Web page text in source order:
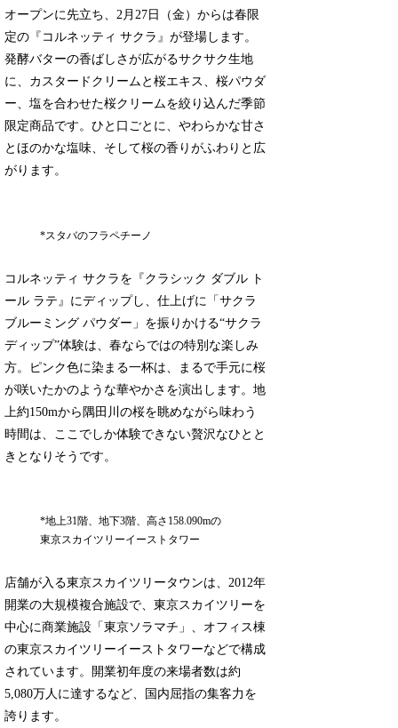
オープンに先立ち、2月27日（金）からは春限
定の『コルネッティ サクラ』が登場します。
発酵バターの香ばしさが広がるサクサク生地
に、カスタードクリームと桜エキス、桜パウダ
ー、塩を合わせた桜クリームを絞り込んだ季節
限定商品です。ひと口ごとに、やわらかな甘さ
とほのかな塩味、そして桜の香りがふわりと広
がります。
*スタバのフラペチーノ
コルネッティ サクラを『クラシック ダブル ト
ール ラテ』にディップし、仕上げに「サクラ
ブルーミング パウダー」を振りかける“サクラ
ディップ”体験は、春ならではの特別な楽しみ
方。ピンク色に染まる一杯は、まるで手元に桜
が咲いたかのような華やかさを演出します。地
上約150mから隅田川の桜を眺めながら味わう
時間は、ここでしか体験できない贅沢なひとと
きとなりそうです。
*地上31階、地下3階、高さ158.090mの
東京スカイツリーイーストタワー
店舗が入る東京スカイツリータウンは、2012年
開業の大規模複合施設で、東京スカイツリーを
中心に商業施設「東京ソラマチ」、オフィス棟
の東京スカイツリーイーストタワーなどで構成
されています。開業初年度の来場者数は約
5,080万人に達するなど、国内屈指の集客力を
誇ります。